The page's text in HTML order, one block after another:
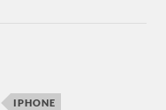
IPHONE